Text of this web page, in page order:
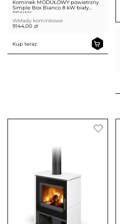
Kominek MODUŁOWY powietrzny
Simple Box Bianco 8 kW biały
PRAWY
Wkłady kominkowe
9144,00 zł
Kup teraz